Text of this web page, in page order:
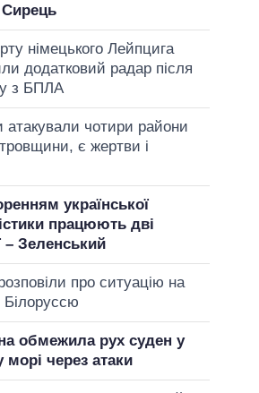
німецького Лейпцига
додатковий радар після
з БПЛА
атакували чотири райони
є жертви і
української
працюють дві
– Зеленський
про ситуацію на
Білоруссю
обмежила рух суден у
через атаки